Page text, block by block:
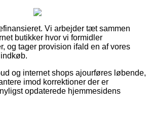
Vi arbejder tæt sammen
butikker hvor vi formidler
og tager provision ifald en af vores
og internet shops ajourføres løbende,
imod korrektioner der er
opdaterede hjemmesidens